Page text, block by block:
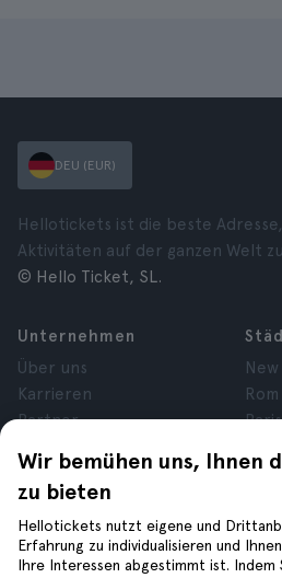
Wir bemühen uns, Ihnen
zu bieten
Hellotickets nutzt eigene und
Erfahrung zu individualisieren und
Ihre Interessen abgestimmt ist. Indem
DEU (EUR)
Hellotickets ist die beste
Aktivitäten auf der ganzen Welt
© Hello Ticket, SL.
Unternehmen
Über uns
Karrieren
Partner
Datenschutz
Allgemeine
Geschäftsbedingungen
Cookies
New
Rom
Paris